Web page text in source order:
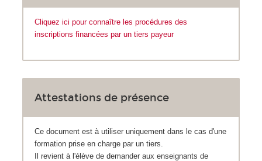
Cliquez ici pour connaître les procédures des
inscriptions financées par un tiers payeur
Attestations de présence
Ce document est à utiliser uniquement dans le cas d'une
formation prise en charge par un tiers.
Il revient à l'élève de demander aux enseignants de